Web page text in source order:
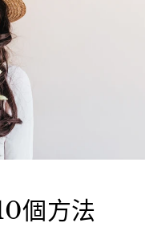
個方法